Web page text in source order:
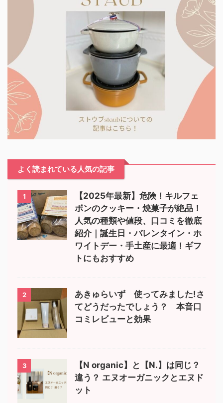
よく読まれている人気の記事
1
【2025年最新】危険！キルフェ
ボンのクッキー・焼菓子が絶品！
人気の種類や値段、口コミを徹底
紹介｜誕生日・バレンタイン・ホ
ワイトデー・手土産に最適！ギフ
トにもおすすめ
2
あきゅらいず 使ってみました!さ
てどうだったでしょう？ 本音口
コミレビューと効果
3
【N organic】と【N.】は同じ？
違う？ エヌオーガニックとエヌド
ット